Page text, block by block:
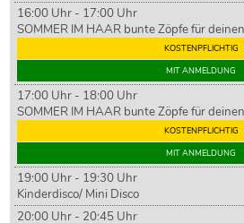
16:00 Uhr - 17:00 Uhr
SOMMER IM HAAR bunte Zöpfe für
KOSTENPFLICHTIG
MIT ANMELDUNG
17:00 Uhr - 18:00 Uhr
SOMMER IM HAAR bunte Zöpfe für
KOSTENPFLICHTIG
MIT ANMELDUNG
19:00 Uhr - 19:30 Uhr
Kinderdisco/ Mini Disco
20:00 Uhr - 20:45 Uhr